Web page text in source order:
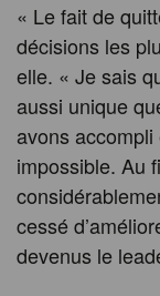
« Le fait de
décisions les
elle. « Je sais
aussi unique
avons
impossible. Au
cessé
devenus le